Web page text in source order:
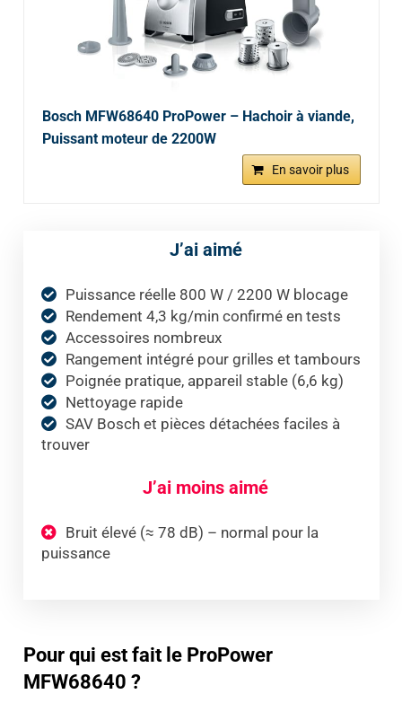
Bosch MFW68640 ProPower – Hachoir à viande,
Puissant moteur de 2200W
En savoir plus
J’ai aimé
Puissance réelle 800 W / 2200 W blocage
Rendement 4,3 kg/min confirmé en tests
Accessoires nombreux
Rangement intégré pour grilles et tambours
Poignée pratique, appareil stable (6,6 kg)
Nettoyage rapide
SAV Bosch et pièces détachées faciles à
trouver
J’ai moins aimé
Bruit élevé (≈ 78 dB) – normal pour la
puissance
Pour qui est fait le ProPower
MFW68640 ?